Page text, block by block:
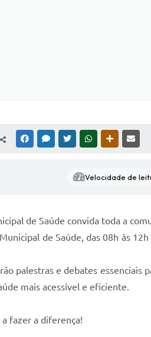
FACEBOOKMESSENGER
TWITTERWHATSAPPOUTRAS
Velocidade de
de Saúde convida toda a
de Saúde, das 08h às
palestras e debates essenciais
mais acessível e eficiente.
fazer a diferença!